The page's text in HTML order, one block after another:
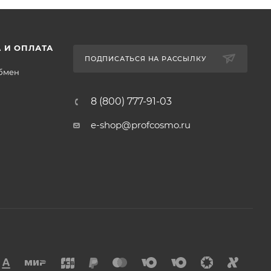
И ОПЛАТА
ПОДПИСАТЬСЯ НА РАССЫЛКУ
8 (800) 777-91-03
e-shop@profcosmo.ru